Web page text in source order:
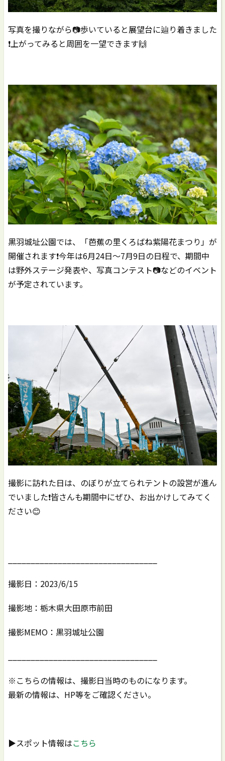
写真を撮りながら📷歩いていると展望台に辿り着きました
❗️上がってみると周囲を一望できます🙌
黒羽城址公園では、「芭蕉の里くろばね紫陽花まつり」が
開催されます❗️今年は6月24日〜7月9日の日程で、期間中
は野外ステージ発表や、写真コンテスト📷などのイベント
が予定されています。
撮影に訪れた日は、のぼりが立てられテントの設営が進ん
でいました❗️皆さんも期間中にぜひ、お出かけしてみてく
ださい😊
撮影日：2023/6/15
撮影地：栃木県大田原市前田
撮影MEMO：黒羽城址公園
※こちらの情報は、撮影日当時のものになります。
最新の情報は、HP等をご確認ください。
▶スポット情報はこちら